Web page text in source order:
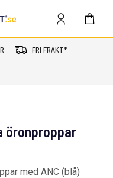
FRI FRAKT*
öronproppar
med ANC (blå)